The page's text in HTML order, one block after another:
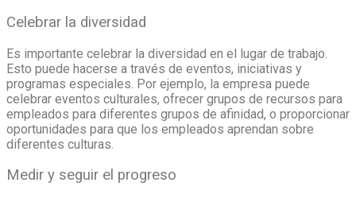
Celebrar la diversidad
Es importante celebrar la diversidad en el lugar de trabajo.
Esto puede hacerse a través de eventos, iniciativas y
programas especiales. Por ejemplo, la empresa puede
celebrar eventos culturales, ofrecer grupos de recursos para
empleados para diferentes grupos de afinidad, o proporcionar
oportunidades para que los empleados aprendan sobre
diferentes culturas.
Medir y seguir el progreso